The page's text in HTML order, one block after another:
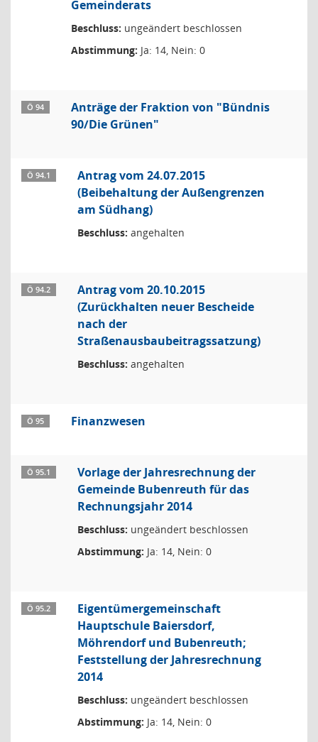
Gemeinderats
Beschluss: ungeändert beschlossen
Abstimmung: Ja: 14, Nein: 0
Ö 94
Anträge der Fraktion von "Bündnis
90/Die Grünen"
Ö 94.1
Antrag vom 24.07.2015
(Beibehaltung der Außengrenzen
am Südhang)
Beschluss: angehalten
Ö 94.2
Antrag vom 20.10.2015
(Zurückhalten neuer Bescheide
nach der
Straßenausbaubeitragssatzung)
Beschluss: angehalten
Ö 95 Finanzwesen
Ö 95.1
Vorlage der Jahresrechnung der
Gemeinde Bubenreuth für das
Rechnungsjahr 2014
Beschluss: ungeändert beschlossen
Abstimmung: Ja: 14, Nein: 0
Ö 95.2
Eigentümergemeinschaft
Hauptschule Baiersdorf,
Möhrendorf und Bubenreuth;
Feststellung der Jahresrechnung
2014
Beschluss: ungeändert beschlossen
Abstimmung: Ja: 14, Nein: 0